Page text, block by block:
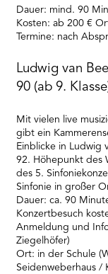
Dauer: mind. 90
Kosten: ab 200 €
Termine: nach
Ludwig van
90 (ab 9.
Mit vielen live
gibt ein
Einblicke in Ludwig
92. Höhepunkt des
des 5.
Sinfonie in großer
Dauer: ca. 90
Konzertbesuch
Anmeldung und
Ziegelhöfer)
Ort: in der Schule
Seidenweberhaus /